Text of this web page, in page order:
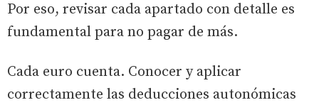
Por eso, revisar cada apartado con detalle es
fundamental para no pagar de más.
Cada euro cuenta. Conocer y aplicar
correctamente las deducciones autonómicas